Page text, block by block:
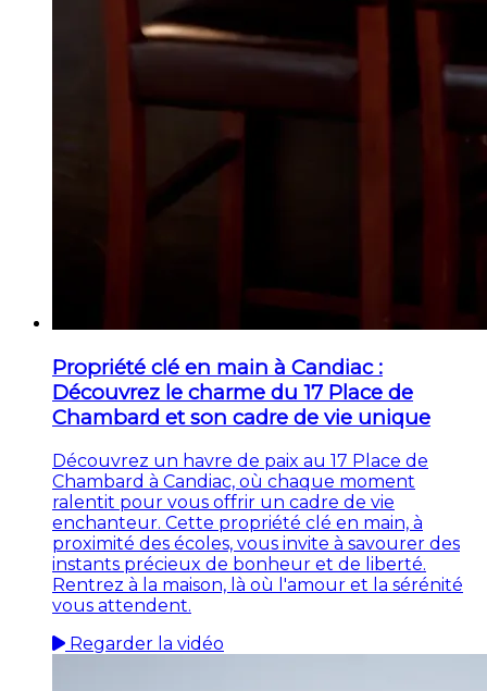
Propriété clé en main à Candiac :
Découvrez le charme du 17 Place de
Chambard et son cadre de vie unique
Découvrez un havre de paix au 17 Place de
Chambard à Candiac, où chaque moment
ralentit pour vous offrir un cadre de vie
enchanteur. Cette propriété clé en main, à
proximité des écoles, vous invite à savourer des
instants précieux de bonheur et de liberté.
Rentrez à la maison, là où l'amour et la sérénité
vous attendent.
Regarder la vidéo